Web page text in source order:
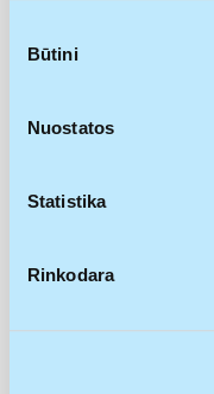
nuorodą į poraštę
rinkti
paklaida
Identifikuoti
pagal specifines
atspaudų kūrimas)
.
pasirinkimas
Būtini
Nuostatos
Statistika
Rinkodara